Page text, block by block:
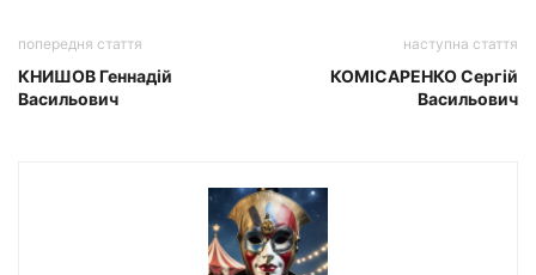
попередня стаття
КНИШОВ Геннадій
Васильович
наступна стаття
КОМІСАРЕНКО Сергій
Васильович